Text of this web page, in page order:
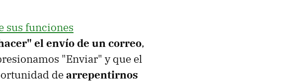
sus funciones
el envío de un correo,
"Enviar" y que el
dearrepentirnos